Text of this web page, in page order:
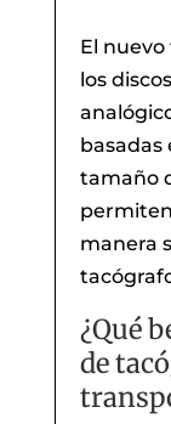
El
los
basadas
tamaño
manera
¿Qué
de